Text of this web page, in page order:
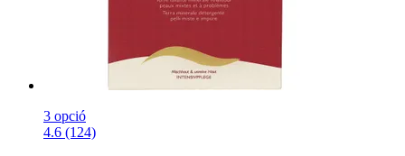
3 opció
4.6 (124)